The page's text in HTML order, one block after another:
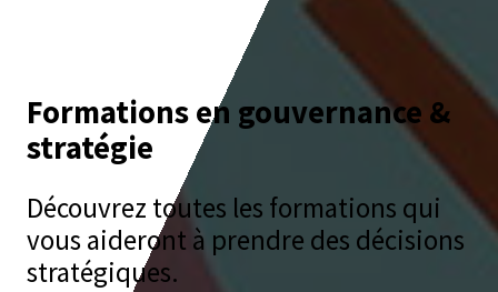
Formations en gouvernance &
stratégie
Découvrez toutes les formations qui
vous aideront à prendre des décisions
stratégiques.